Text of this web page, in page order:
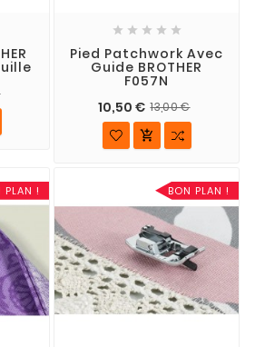
    
Pied Patchwork Avec
Guide BROTHER
F057N
10,50 € 13,00 €

PLAN ! BON PLAN !